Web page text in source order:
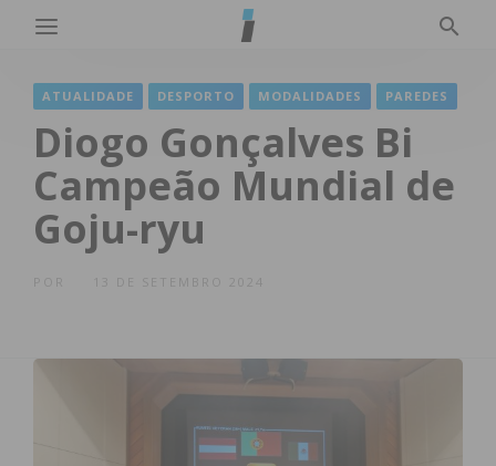
ATUALIDADE DESPORTO MODALIDADES PAREDES
Diogo Gonçalves Bi
Campeão Mundial de
Goju-ryu
13 DE SETEMBRO 2024